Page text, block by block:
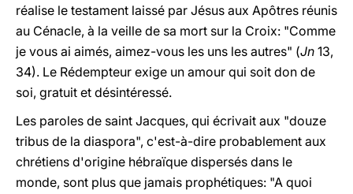
réalise le testament laissé par Jésus aux Apôtres réunis
au Cénacle, à la veille de sa mort sur la Croix: "Comme
je vous ai aimés, aimez-vous les uns les autres" (Jn 13,
34). Le Rédempteur exige un amour qui soit don de
soi, gratuit et désintéressé.
Les paroles de saint Jacques, qui écrivait aux "douze
tribus de la diaspora", c'est-à-dire probablement aux
chrétiens d'origine hébraïque dispersés dans le
monde, sont plus que jamais prophétiques: "A quoi